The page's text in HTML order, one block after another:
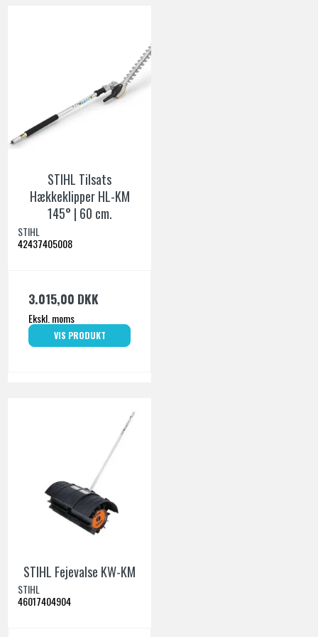
STIHL Tilsats
Hækkeklipper HL-KM
145° | 60 cm.
STIHL
42437405008
3.015,00 DKK
Ekskl. moms
VIS PRODUKT
STIHL Fejevalse KW-KM
STIHL
46017404904